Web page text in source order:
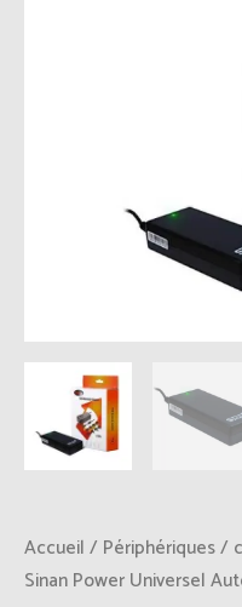
Accueil / Périphériques/
Sinan Power Universel